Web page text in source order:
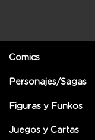
Comics
Personajes/Sagas
Figuras y Funkos
Juegos y Cartas